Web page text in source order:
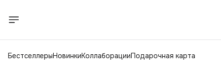
БестселлерыНовинкиКоллаборацииПодарочная карта